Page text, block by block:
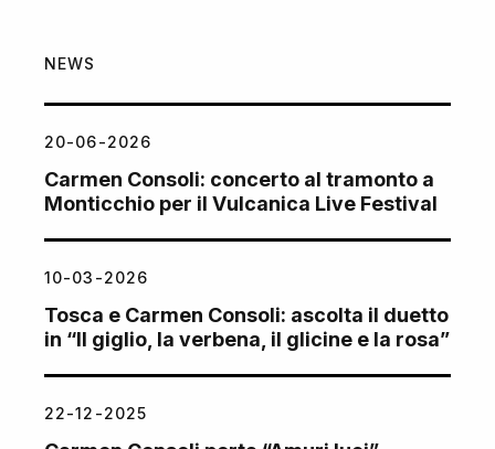
NEWS
20-06-2026
Carmen Consoli: concerto al tramonto a
Monticchio per il Vulcanica Live Festival
10-03-2026
Tosca e Carmen Consoli: ascolta il duetto
in “Il giglio, la verbena, il glicine e la rosa”
22-12-2025